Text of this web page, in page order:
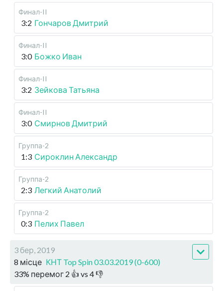
Финал-II
3:2 Гончаров Дмитрий
Финал-II
3:0 Божко Иван
Финал-II
3:2 Зейкова Татьяна
Финал-II
3:0 Смирнов Дмитрий
Группа-2
1:3 Сироклин Александр
Группа-2
2:3 Легкий Анатолий
Группа-2
0:3 Пелих Павел
3 бер, 2019
8 місце КНТ Top Spin 03.03.2019 (0-600)
33% перемог 2 👍 vs 4👎